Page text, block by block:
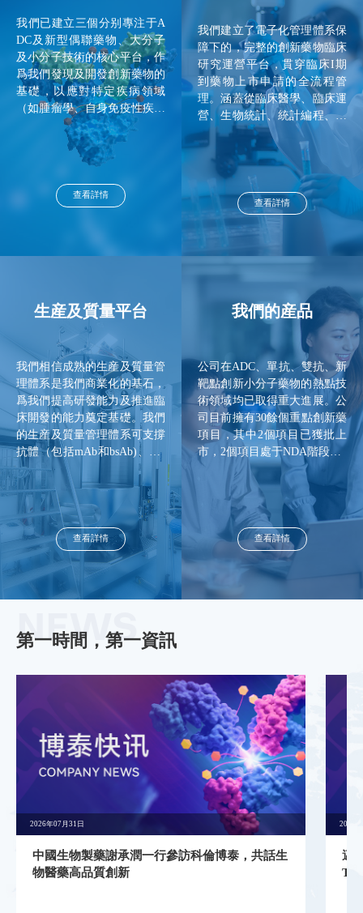
我們已建立三個分别專注于A
DC及新型偶聯藥物、大分子
及小分子技術的核心平台，作
爲我們發現及開發創新藥物的
基礎，以應對特定疾病領域
（如腫瘤學、自身免疫性疾病
及代謝疾病）的醫療需求。該
等平台涵蓋不同藥物類型的整
個研發過程，可協同工作以在
協同作用。
查看詳情
我們建立了電子化管理體系保
障下的，完整的創新藥物臨床
研究運營平台，貫穿臨床I期
到藥物上市申請的全流程管
理。涵蓋從臨床醫學、臨床運
營、生物統計、統計編程、數
據管理、建庫編程、藥物警戒
等功能闆塊。同時，與新藥研
究平台、生産及質量平台、轉
化醫學、藥政注冊、知識産權
等平台密切合作，保障臨床項
目高質量、高效率推...
查看詳情
生産及質量平台
我們相信成熟的生産及質量管
理體系是我們商業化的基石，
爲我們提高研發能力及推進臨
床開發的能力奠定基礎。我們
的生産及質量管理體系可支撐
抗體（包括mAb和bsAb)、AD
C及新型偶聯藥物及創新小分
子藥物（含放射性藥品）生
産。該體系有助于保證我們臨
床與商業化産品質量持續穩定
可控。
查看詳情
我們的産品
公司在ADC、單抗、雙抗、新
靶點創新小分子藥物的熱點技
術領域均已取得重大進展。公
司目前擁有30餘個重點創新藥
項目，其中2個項目已獲批上
市，2個項目處于NDA階段，1
0餘個項目正處于臨床階段。
公司成功構建了享譽國際的A
DC開發平台OptiDC™，已有1
個ADC項目獲批上市，1個AD
C項目處于NDA階段，多個A
DC或新型ADC項目處于臨床
查看詳情
第一時間，第一資訊
NEWS
2026年07月31日
中國生物製藥謝承潤一行參訪科倫博泰，共話生
物醫藥高品質創新
2026
邁